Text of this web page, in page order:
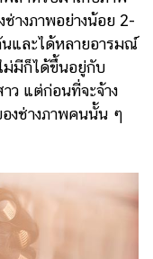
ช่างภาพอย่างน้อย 2-
และได้หลายอารมณ์
ม่มีก็ได้ขึ้นอยู่กับ
ว แต่ก่อนที่จะจ้าง
งช่างภาพคนนั้น ๆ